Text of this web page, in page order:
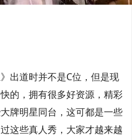
出道时并不是C位，但是现
的，拥有很多好资源，精彩
牌明星同台，这可都是一些
这些真人秀，大家才越来越